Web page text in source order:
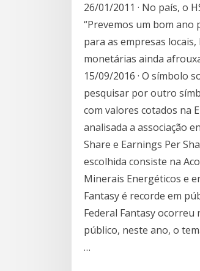
26/01/2011 · No país, o
“Prevemos um bom ano
para as empresas
monetárias ainda
15/09/2016 · O símbolo
pesquisar por outro
com valores cotados na
analisada a associação
Share e Earnings Per
escolhida consiste na
Minerais Energéticos e
Fantasy é recorde em
Federal Fantasy ocorreu
público, neste ano, o
…